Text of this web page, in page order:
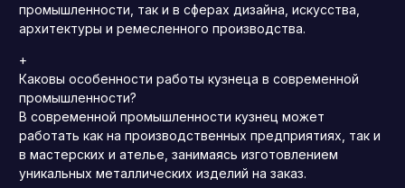
промышленности, так и в сферах дизайна, искусства,
архитектуры и ремесленного производства.
+
Каковы особенности работы кузнеца в современной
промышленности?
В современной промышленности кузнец может
работать как на производственных предприятиях, так и
в мастерских и ателье, занимаясь изготовлением
уникальных металлических изделий на заказ.